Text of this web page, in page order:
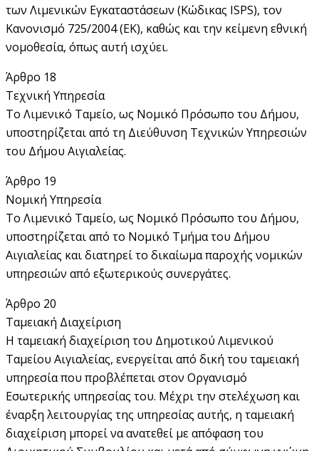
των Λιμενικών Εγκαταστάσεων (Κώδικας ISPS), τον
Κανονισμό 725/2004 (EK), καθώς και την κείμενη εθνική
νομοθεσία, όπως αυτή ισχύει.
Άρθρο 18
Τεχνική Υπηρεσία
Το Λιμενικό Ταμείο, ως Νομικό Πρόσωπο του Δήμου,
υποστηρίζεται από τη Διεύθυνση Τεχνικών Υπηρεσιών
του Δήμου Αιγιαλείας.
Άρθρο 19
Νομική Υπηρεσία
Το Λιμενικό Ταμείο, ως Νομικό Πρόσωπο του Δήμου,
υποστηρίζεται από το Νομικό Τμήμα του Δήμου
Αιγιαλείας και διατηρεί το δικαίωμα παροχής νομικών
υπηρεσιών από εξωτερικούς συνεργάτες.
Άρθρο 20
Ταμειακή Διαχείριση
Η ταμειακή διαχείριση του Δημοτικού Λιμενικού
Ταμείου Αιγιαλείας, ενεργείται από δική του ταμειακή
υπηρεσία που προβλέπεται στον Οργανισμό
Εσωτερικής υπηρεσίας του. Μέχρι την στελέχωση και
έναρξη λειτουργίας της υπηρεσίας αυτής, η ταμειακή
διαχείριση μπορεί να ανατεθεί με απόφαση του